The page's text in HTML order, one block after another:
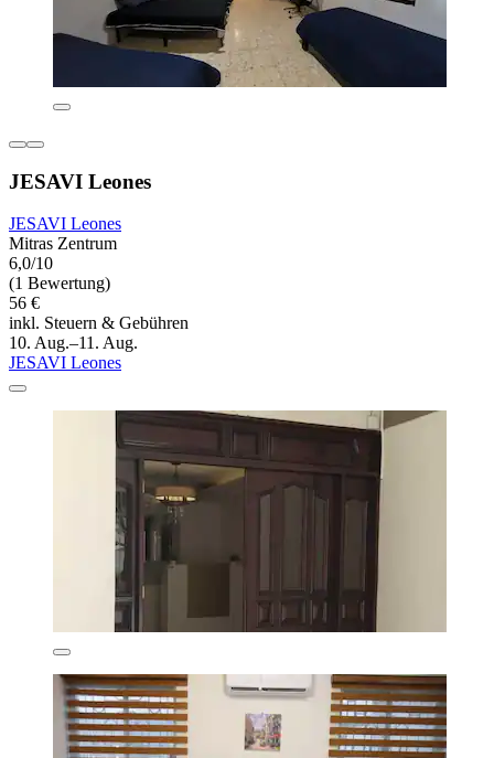
JESAVI Leones
JESAVI Leones
Mitras Zentrum
6,0/10
(1 Bewertung)
56 €
inkl. Steuern & Gebühren
10. Aug.–11. Aug.
JESAVI Leones